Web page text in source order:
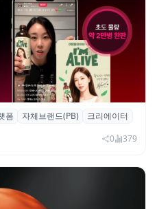
드 협업 브랜드(PB)
에 완판
폼 자체브랜드(PB)
크리에이터
0 379